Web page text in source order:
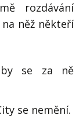
rozdávání
něž někteří
se za ně
se nemění.